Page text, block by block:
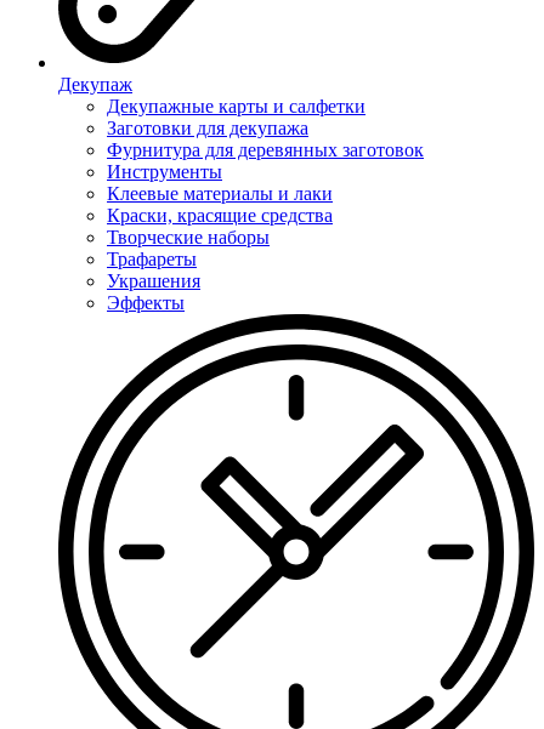
Декупаж
Декупажные карты и салфетки
Заготовки для декупажа
Фурнитура для деревянных заготовок
Инструменты
Клеевые материалы и лаки
Краски, красящие средства
Творческие наборы
Трафареты
Украшения
Эффекты